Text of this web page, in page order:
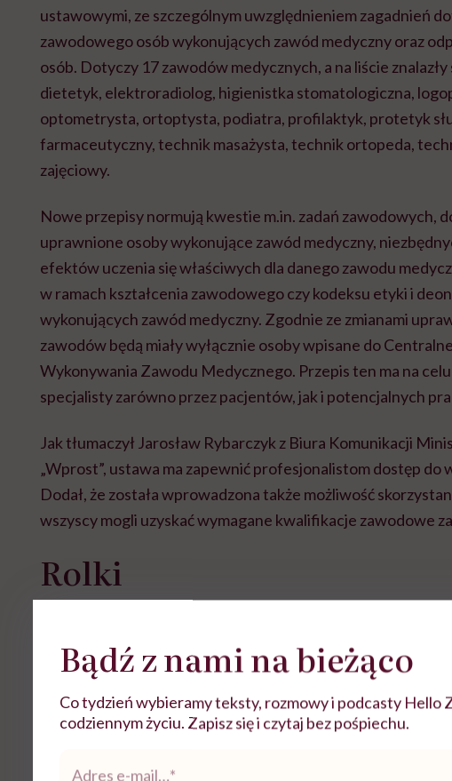
ustawowymi, ze szczególnym uwzględnieniem zagadnień
zawodowego osób wykonujących zawód medyczny oraz
osób. Dotyczy 17 zawodów medycznych, a na liście
dietetyk, elektroradiolog, higienistka stomatologiczna,
optometrysta, ortoptysta, podiatra, profilaktyk, protetyk
farmaceutyczny, technik masażysta, technik ortopeda,
zajęciowy.
Nowe przepisy normują kwestie m.in. zadań zawodowych,
uprawnione osoby wykonujące zawód medyczny,
efektów uczenia się właściwych dla danego zawodu
w ramach kształcenia zawodowego czy kodeksu etyki i
wykonujących zawód medyczny. Zgodnie ze zmianami
zawodów będą miały wyłącznie osoby wpisane do
Wykonywania Zawodu Medycznego. Przepis ten ma na
specjalisty zarówno przez pacjentów, jak i potencjalnych
Jak tłumaczył Jarosław Rybarczyk z Biura Komunikacji
„Wprost”, ustawa ma zapewnić profesjonalistom dostęp
Dodał, że została wprowadzona także możliwość
wszyscy mogli uzyskać wymagane kwalifikacje zawodowe
Rolki
Bądź z nami na bieżąco
Co tydzień wybieramy teksty, rozmowy i podcasty Hello
codziennym życiu. Zapisz się i czytaj bez pośpiechu.